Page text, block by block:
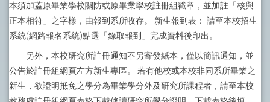
本須加蓋原畢業學校關防或原畢業學校註冊組戳章，並加註「核與
正本相符」之字樣，由報到系所收存。 新生報到表： 請至本校招生
系統(網路報名系統)點選「錄取報到」完成資料後印出。
另外，本校研究所註冊通知不另寄發紙本，僅以簡訊通知，並
公告於註冊組網頁左方新生專區。 若有他校或本校非同系所畢業之
新生，欲證明抵免之學分為畢業學分外及研究所課程者，請至本校